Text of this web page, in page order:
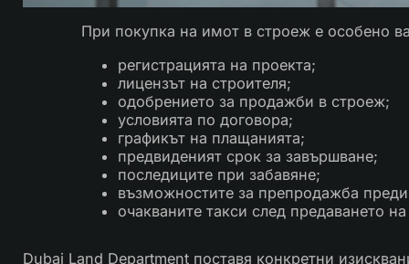
При покупка на имот в строеж е особено
регистрацията на проекта;
лицензът на строителя;
одобрението за продажби в строеж;
условията по договора;
графикът на плащанията;
предвиденият срок за завършване;
последиците при забавяне;
възможностите за препродажба
очакваните такси след предаването
Dubai Land Department поставя конкретни